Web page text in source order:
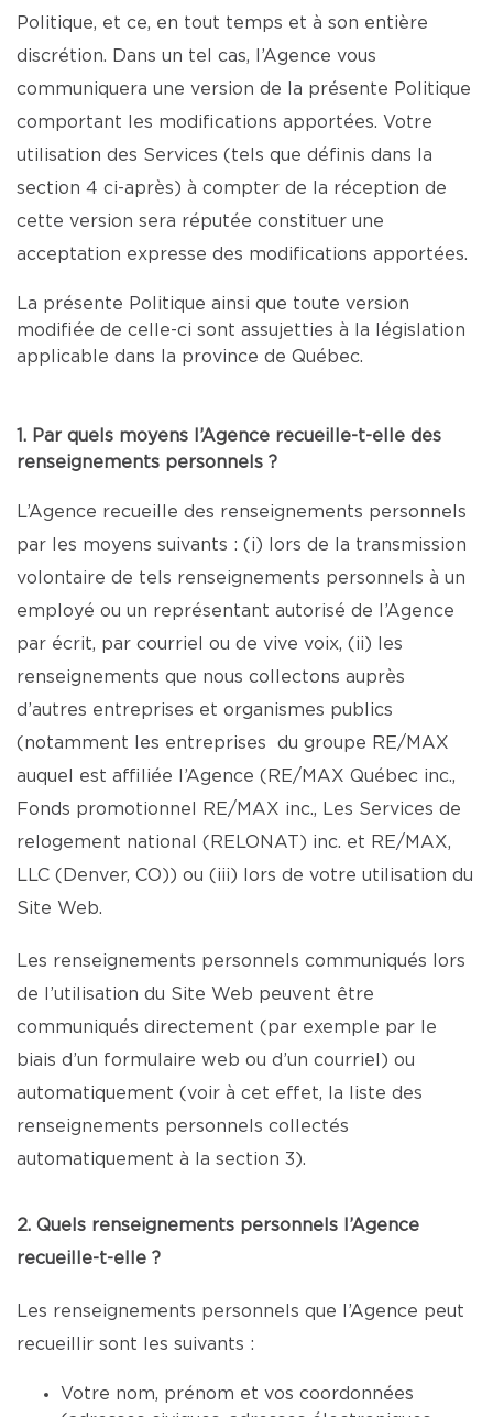
Politique, et ce, en tout temps et à son entière
discrétion. Dans un tel cas, l’Agence vous
communiquera une version de la présente Politique
comportant les modifications apportées. Votre
utilisation des Services (tels que définis dans la
section 4 ci-après) à compter de la réception de
cette version sera réputée constituer une
acceptation expresse des modifications apportées.
La présente Politique ainsi que toute version
modifiée de celle-ci sont assujetties à la législation
applicable dans la province de Québec.
1. Par quels moyens l’Agence recueille-t-elle des
renseignements personnels ?
L’Agence recueille des renseignements personnels
par les moyens suivants : (i) lors de la transmission
volontaire de tels renseignements personnels à un
employé ou un représentant autorisé de l’Agence
par écrit, par courriel ou de vive voix, (ii) les
renseignements que nous collectons auprès
d’autres entreprises et organismes publics
(notamment les entreprises du groupe RE/MAX
auquel est affiliée l’Agence (RE/MAX Québec inc.,
Fonds promotionnel RE/MAX inc., Les Services de
relogement national (RELONAT) inc. et RE/MAX,
LLC (Denver, CO)) ou (iii) lors de votre utilisation du
Site Web.
Les renseignements personnels communiqués lors
de l’utilisation du Site Web peuvent être
communiqués directement (par exemple par le
biais d’un formulaire web ou d’un courriel) ou
automatiquement (voir à cet effet, la liste des
renseignements personnels collectés
automatiquement à la section 3).
2. Quels renseignements personnels l’Agence
recueille-t-elle ?
Les renseignements personnels que l’Agence peut
recueillir sont les suivants :
Votre nom, prénom et vos coordonnées